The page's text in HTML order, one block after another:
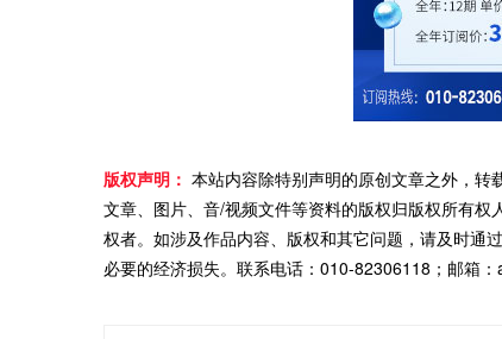
版权声明： 本站内容除特别声明的原创文章之外，转
文章、图片、音/视频文件等资料的版权归版权所有
权者。如涉及作品内容、版权和其它问题，请及时通
必要的经济损失。联系电话：010-82306118；邮箱：